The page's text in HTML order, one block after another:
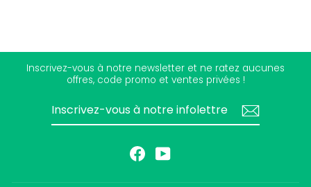
Inscrivez-vous à notre newsletter et ne ratez aucunes
offres, code promo et ventes privées !
FacebookYouTube